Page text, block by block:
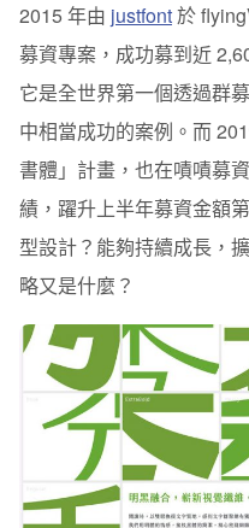
主力回防自有行銷資產，
自有行銷資產煉金術，透
多元化經營，站穩中文
2015 年由 justfont於
募資專案，成功募到近
它是全世界第一個透過群
中相當成功的案例。而
書體」計畫，也在嘖嘖募
績，躍升上半年募資金額
型設計？能夠持續成長，
略又是什麼？